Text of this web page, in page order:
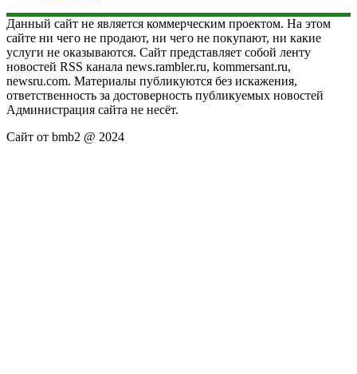
Данный сайт не является коммерческим проектом. На этом
сайте ни чего не продают, ни чего не покупают, ни какие
услуги не оказываются. Сайт представляет собой ленту
новостей RSS канала news.rambler.ru, kommersant.ru,
newsru.com. Материалы публикуются без искажения,
ответственность за достоверность публикуемых новостей
Администрация сайта не несёт.
Сайт от bmb2 @ 2024